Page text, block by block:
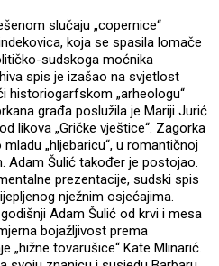
slučaju „copernice“
koja se spasila lomače
sudskoga moćnika
spis je izašao na svjetlost
historiogarfskom „arheologu“
građa poslužila je Mariji Jurić
likova „Gričke vještice“. Zagorka
„hljebaricu“, u romantičnoj
Adam Šulić također je postojao.
prezentacije, sudski spis
nježnim osjećajima.
Adam Šulić od krvi i mesa
bojažljivost prema
„hižne tovarušice“ Kate Mlinarić.